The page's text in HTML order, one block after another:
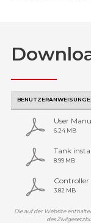
User
6.24 MB
Tank
8.99 MB
Controller
3.82 MB
Die auf der Website
des